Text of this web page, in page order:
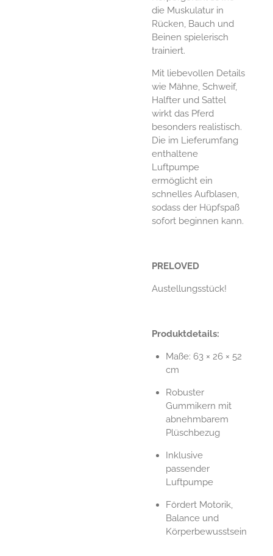
die Muskulatur in
Rücken, Bauch und
Beinen spielerisch
trainiert.
Mit liebevollen Details
wie Mähne, Schweif,
Halfter und Sattel
wirkt das Pferd
besonders realistisch.
Die im Lieferumfang
enthaltene
Luftpumpe
ermöglicht ein
schnelles Aufblasen,
sodass der Hüpfspaß
sofort beginnen kann.
PRELOVED
Austellungsstück!
Produktdetails:
Maße: 63 × 26 × 52
cm
Robuster
Gummikern mit
abnehmbarem
Plüschbezug
Inklusive
passender
Luftpumpe
Fördert Motorik,
Balance und
Körperbewusstsein